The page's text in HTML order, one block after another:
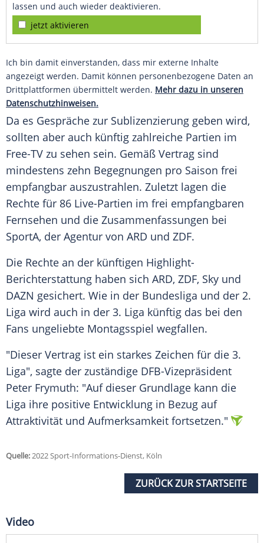
lassen und auch wieder deaktivieren.
jetzt aktivieren
Ich bin damit einverstanden, dass mir externe Inhalte
angezeigt werden. Damit können personenbezogene Daten an
Drittplattformen übermittelt werden. Mehr dazu in unseren
Datenschutzhinweisen.
Da es Gespräche zur Sublizenzierung geben wird,
sollten aber auch künftig zahlreiche Partien im
Free-TV zu sehen sein. Gemäß Vertrag sind
mindestens zehn Begegnungen pro Saison frei
empfangbar auszustrahlen. Zuletzt lagen die
Rechte für 86 Live-Partien im frei empfangbaren
Fernsehen und die Zusammenfassungen bei
SportA, der Agentur von ARD und ZDF.
Die Rechte an der künftigen Highlight-
Berichterstattung haben sich ARD, ZDF, Sky und
DAZN gesichert. Wie in der Bundesliga und der 2.
Liga wird auch in der 3. Liga künftig das bei den
Fans ungeliebte Montagsspiel wegfallen.
"Dieser Vertrag ist ein starkes Zeichen für die 3.
Liga", sagte der zuständige DFB-Vizepräsident
Peter Frymuth: "Auf dieser Grundlage kann die
Liga ihre positive Entwicklung in Bezug auf
Attraktivität und Aufmerksamkeit fortsetzen."
Quelle:2022 Sport-Informations-Dienst, Köln
ZURÜCK ZUR STARTSEITE
Video